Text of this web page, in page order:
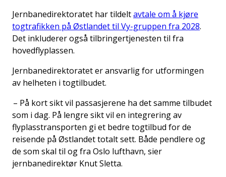
Jernbanedirektoratet har tildeltavtale om å kjøre
togtrafikken på Østlandet til Vy-gruppen fra 2028.
Det inkluderer også tilbringertjenesten til fra
hovedflyplassen.
Jernbanedirektoratet er ansvarlig for utformingen
av helheten i togtilbudet.
– På kort sikt vil passasjerene ha det samme tilbudet
som i dag. På lengre sikt vil en integrering av
flyplasstransporten gi et bedre togtilbud for de
reisende på Østlandet totalt sett. Både pendlere og
de som skal til og fra Oslo lufthavn, sier
jernbanedirektør Knut Sletta.